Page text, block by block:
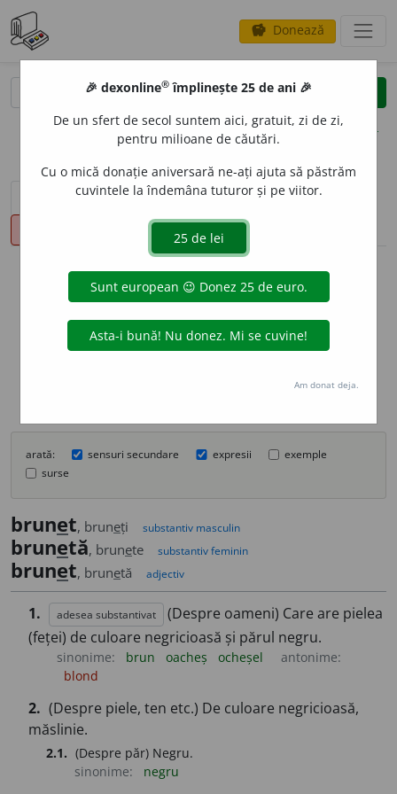
savings Donează
clear
opțiuni
sinteza definițiilor (1) definiții (14)
declinări
info
Aceste definiții sunt compilate de
echipa dexonline. Definițiile
originale se află pe filadefiniții.
Puteți reordona filele pe pagina de
arată: sensuri secundare expresii
exemple
surse
brunet, bruneți substantiv masculin
brunetă, brunete substantiv feminin
brunet, brunetă adjectiv
1. adesea substantivat
(Despre oameni) Care are pielea
(feței) de culoare negricioasă și părul negru.
sinonime: brun oacheș ocheșel
antonime:
blond
2. (Despre piele, ten etc.) De culoare negricioasă,
măslinie.
2.1. (Despre păr) Negru.
sinonime:
negru
🎉 dexonline® împlinește 25 de ani 🎉
De un sfert de secol suntem aici, gratuit, zi de zi,
pentru milioane de căutări.
Cu o mică donație aniversară ne-ați ajuta să păstrăm
cuvintele la îndemâna tuturor și pe viitor.
Am donat deja.